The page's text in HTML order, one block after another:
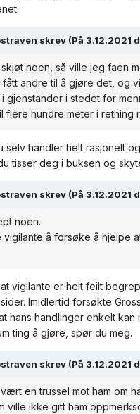
skrev (På 3.12.2021
noen, så ville jeg faen
fått andre til å gjøre det, og
gjenstander i stedet for
flere hundre meter i retning
selv handler helt rasjonelt
tisser deg i buksen og
skrev (På 3.12.2021
noen.
vigilante å forsøke å hjelpe
vigilante er helt feilt
Imidlertid forsøkte
hans handlinger enkelt kan
ting å gjøre, spør du meg.
skrev (På 3.12.2021
en trussel mot ham om
ville ikke gitt ham